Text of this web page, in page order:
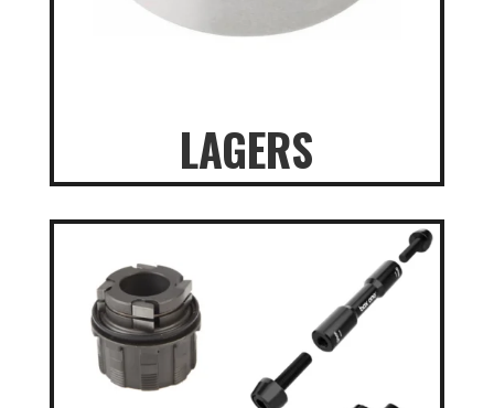
LAGERS